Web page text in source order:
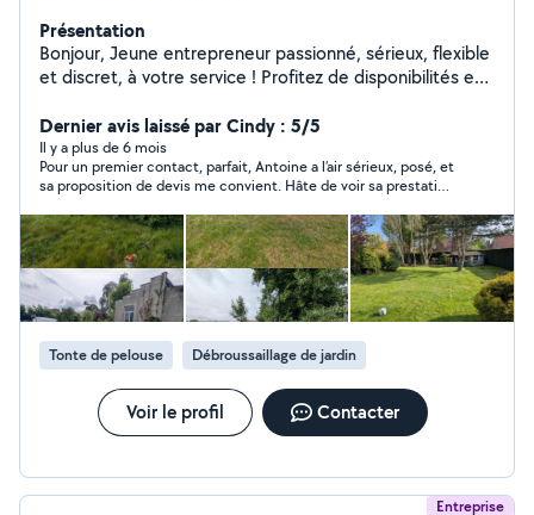
Présentation
Bonjour, Jeune entrepreneur passionné, sérieux, flexible
et discret, à votre service ! Profitez de disponibilités et
du jardin et d'un crédit de 50% d'impôt sur la somme
totale de votre facture. Matériel Stihl professionnel 100
% sur batterie pour une prestation silencieuse dans le
respect du voisinage et de votre tranquillité. Je suis
équipé d'une remorque pour évacuer les déchets verts.
J'accepte les CESU préfinancés en chèques et en
dématérialisés. Nettoyage haute pression des terrasses
et plus encore ! À très bientôt. Antoine
Dernier avis laissé par Cindy : 5/5
Il y a plus de 6 mois
Pour un premier contact, parfait, Antoine a l’air sérieux, posé, et
sa proposition de devis me convient. Hâte de voir sa prestation
Tonte de pelouse Débroussaillage de jardin
Voir le profil Contacter
Entreprise